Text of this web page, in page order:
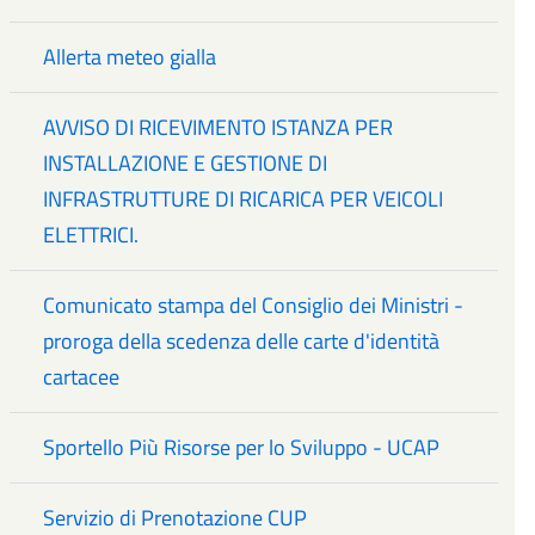
Allerta meteo gialla
AVVISO DI RICEVIMENTO ISTANZA PER
INSTALLAZIONE E GESTIONE DI
INFRASTRUTTURE DI RICARICA PER VEICOLI
ELETTRICI.
Comunicato stampa del Consiglio dei Ministri -
proroga della scedenza delle carte d'identità
cartacee
Sportello Più Risorse per lo Sviluppo - UCAP
Servizio di Prenotazione CUP